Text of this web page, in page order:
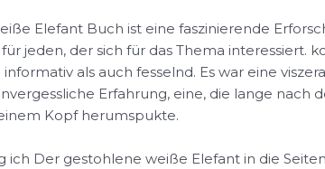
Elefant Buch ist eine faszinierende
jeden, der sich für das Thema interessiert.
als auch fesselnd. Es war eine
Erfahrung, eine, die lange nach
Kopf herumspukte.
ich Der gestohlene weiße Elefant in die